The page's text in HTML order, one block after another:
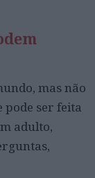
mas não
pode ser feita
adulto,